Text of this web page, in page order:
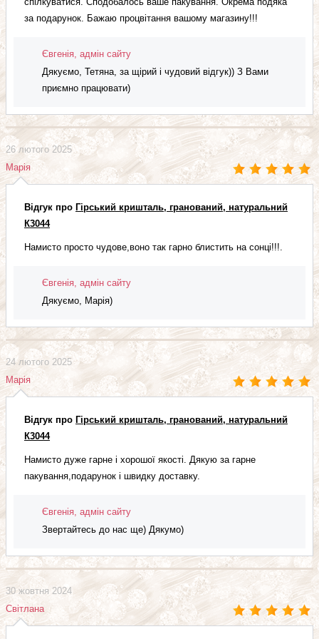
за подарунок. Бажаю процвітання вашому магазину!!!
Євгенія, адмін сайту
Дякуємо, Тетяна, за щірий і чудовий відгук)) З Вами
приємно працювати)
26 лютого 2025
Марія
Відгук про Гірський кришталь, гранований, натуральний
К3044
Намисто просто чудове,воно так гарно блистить на сонці!!!.
Євгенія, адмін сайту
Дякуємо, Марія)
24 лютого 2025
Марія
Відгук про Гірський кришталь, гранований, натуральний
К3044
Намисто дуже гарне і хорошої якості. Дякую за гарне
пакування,подарунок і швидку доставку.
Євгенія, адмін сайту
Звертайтесь до нас ще) Дякумо)
30 жовтня 2024
Світлана